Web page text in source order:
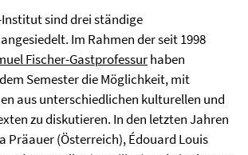
sind drei ständige
Im Rahmen der seit 1998
Fischer-Gastprofessurhaben
Semester die Möglichkeit, mit
aus unterschiedlichen kulturellen und
zu diskutieren. In den letzten Jahren
Präauer (Österreich), Édouard Louis